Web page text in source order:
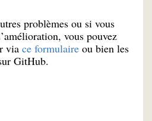
problèmes ou si vous
vous pouvez
via ce formulaire ou bien les
GitHub.